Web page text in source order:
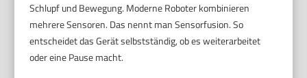
Schlupf und Bewegung. Moderne Roboter kombinieren
mehrere Sensoren. Das nennt man Sensorfusion. So
entscheidet das Gerät selbstständig, ob es weiterarbeitet
oder eine Pause macht.